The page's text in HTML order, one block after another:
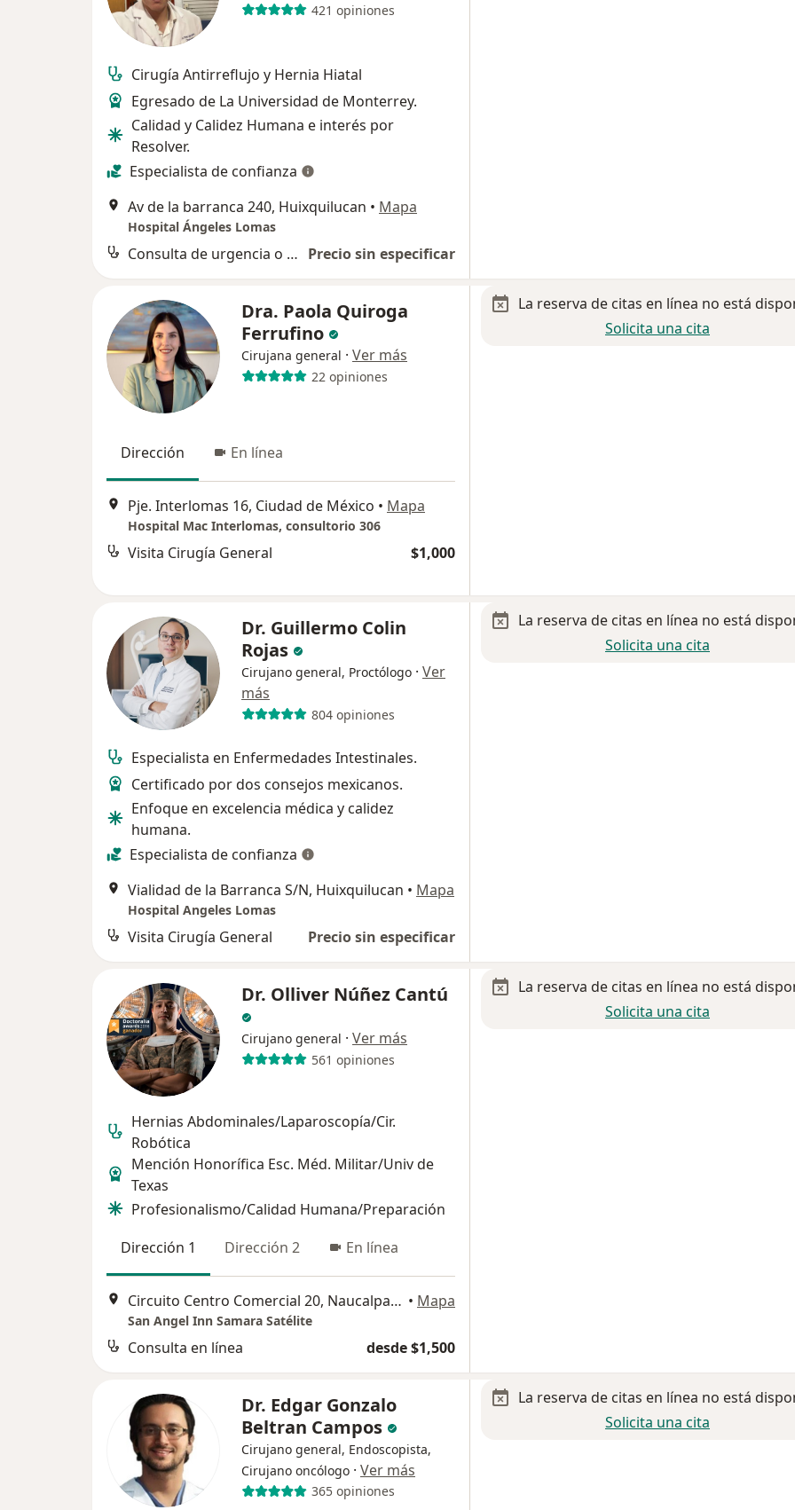
421 opiniones
Cirugía Antirreflujo y Hernia Hiatal
Egresado de La Universidad de Monterrey.
Calidad y Calidez Humana e interés por
Resolver.
Especialista de confianza
Av de la barranca 240, Huixquilucan • Mapa
Hospital Ángeles Lomas
Consulta de urgencia o nocturna Precio sin especificar
Dra. Paola Quiroga
Ferrufino
Cirujana general · Ver más
22 opiniones
Dirección En línea
Pje. Interlomas 16, Ciudad de México • Mapa
Hospital Mac Interlomas, consultorio 306
Visita Cirugía General $1,000
La reserva de citas en línea no está
Solicita una cita
Dr. Guillermo Colin
Rojas
Cirujano general, Proctólogo · Ver
más
804 opiniones
Especialista en Enfermedades Intestinales.
Certificado por dos consejos mexicanos.
Enfoque en excelencia médica y calidez
humana.
Especialista de confianza
Vialidad de la Barranca S/N, Huixquilucan • Mapa
Hospital Angeles Lomas
Visita Cirugía General Precio sin especificar
La reserva de citas en línea no está
Solicita una cita
Dr. Olliver Núñez Cantú
Cirujano general · Ver más
561 opiniones
Hernias Abdominales/Laparoscopía/Cir.
Robótica
Mención Honorífica Esc. Méd. Militar/Univ de
Texas
Profesionalismo/Calidad Humana/Preparación
Dirección 1
Dirección 2 En línea
Circuito Centro Comercial 20, Naucalpan de Juárez • Mapa
San Angel Inn Samara Satélite
Consulta en línea desde $1,500
La reserva de citas en línea no está
Solicita una cita
Dr. Edgar Gonzalo
Beltran Campos
Cirujano general, Endoscopista,
Cirujano oncólogo · Ver más
365 opiniones
La reserva de citas en línea no está
Solicita una cita